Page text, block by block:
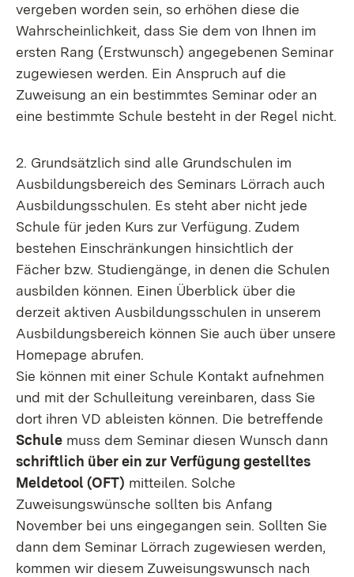
vergeben worden sein, so erhöhen diese die
Wahrscheinlichkeit, dass Sie dem von Ihnen im
ersten Rang (Erstwunsch) angegebenen Seminar
zugewiesen werden. Ein Anspruch auf die
Zuweisung an ein bestimmtes Seminar oder an
eine bestimmte Schule besteht in der Regel nicht.
2. Grundsätzlich sind alle Grundschulen im
Ausbildungsbereich des Seminars Lörrach auch
Ausbildungsschulen. Es steht aber nicht jede
Schule für jeden Kurs zur Verfügung. Zudem
bestehen Einschränkungen hinsichtlich der
Fächer bzw. Studiengänge, in denen die Schulen
ausbilden können. Einen Überblick über die
derzeit aktiven Ausbildungsschulen in unserem
Ausbildungsbereich können Sie auch über unsere
Homepage abrufen.
Sie können mit einer Schule Kontakt aufnehmen
und mit der Schulleitung vereinbaren, dass Sie
dort ihren VD ableisten können. Die betreffende
Schule muss dem Seminar diesen Wunsch dann
schriftlich über ein zur Verfügung gestelltes
Meldetool (OFT) mitteilen. Solche
Zuweisungswünsche sollten bis Anfang
November bei uns eingegangen sein. Sollten Sie
dann dem Seminar Lörrach zugewiesen werden,
kommen wir diesem Zuweisungswunsch nach